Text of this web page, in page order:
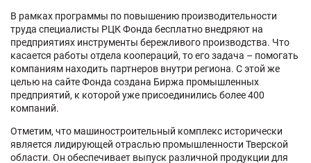
В рамках программы по повышению производительности
труда специалисты РЦК Фонда бесплатно внедряют на
предприятиях инструменты бережливого производства. Что
касается работы отдела коопераций, то его задача – помогать
компаниям находить партнеров внутри региона. С этой же
целью на сайте Фонда создана Биржа промышленных
предприятий, к которой уже присоединились более 400
компаний.
Отметим, что машиностроительный комплекс исторически
является лидирующей отраслью промышленности Тверской
области. Он обеспечивает выпуск различной продукции для